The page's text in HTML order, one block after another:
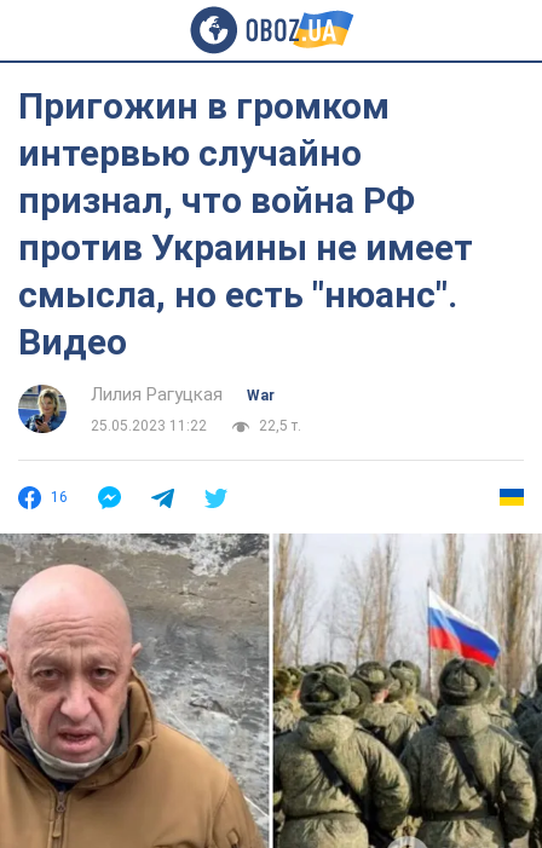
Пригожин в громком
интервью случайно
признал, что война РФ
против Украины не имеет
смысла, но есть "нюанс".
Видео
Лилия Рагуцкая
War
25.05.2023 11:22
22,5 т.
16